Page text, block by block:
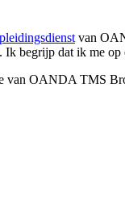
van
Ik begrijp dat ik me
OANDA TMS